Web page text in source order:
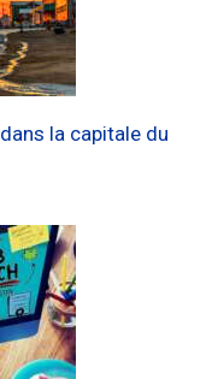
la capitale du